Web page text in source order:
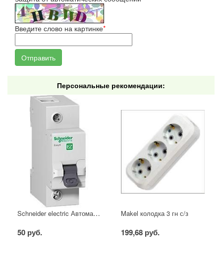
Введите слово на картинке*
Персональные рекомендации:
Schneider electric Автоматический выключатель 1/40А
50 руб.
Makel колодка 3 гн с/з
199,68 руб.